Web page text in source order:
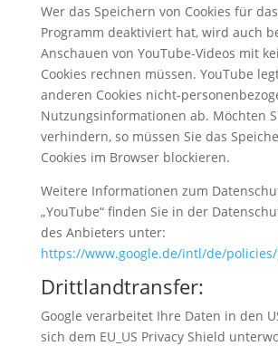
Wer das Speichern von Cookies für
Programm deaktiviert hat, wird auch
Anschauen von YouTube-Videos mit
Cookies rechnen müssen. YouTube
anderen Cookies nicht-
Nutzungsinformationen ab. Möchten
verhindern, so müssen Sie das
Cookies im Browser blockieren.
Weitere Informationen zum
„YouTube“ finden Sie in der
des Anbieters unter:
https://www.google.de/intl/de/
Drittlandtransfer:
Google verarbeitet Ihre Daten in den
sich dem EU_US Privacy Shield